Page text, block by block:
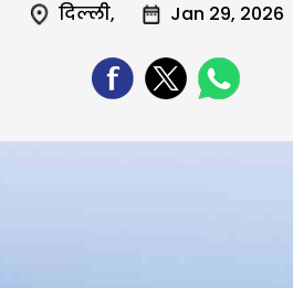
दिल्ली, Jan 29, 2026